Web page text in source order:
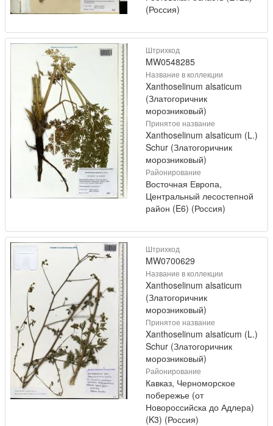
(Россия)
Штрихкод
MW0548285
Название в коллекции
Xanthoselinum alsaticum
(Златогоричник
морозниковый)
Принятое название
Xanthoselinum alsaticum (L.)
Schur (Златогоричник
морозниковый)
Районирование
Восточная Европа,
Центральный лесостепной
район (E6) (Россия)
Штрихкод
MW0700629
Название в коллекции
Xanthoselinum alsaticum
(Златогоричник
морозниковый)
Принятое название
Xanthoselinum alsaticum (L.)
Schur (Златогоричник
морозниковый)
Районирование
Кавказ, Черноморское
побережье (от
Новороссийска до Адлера)
(K3) (Россия)